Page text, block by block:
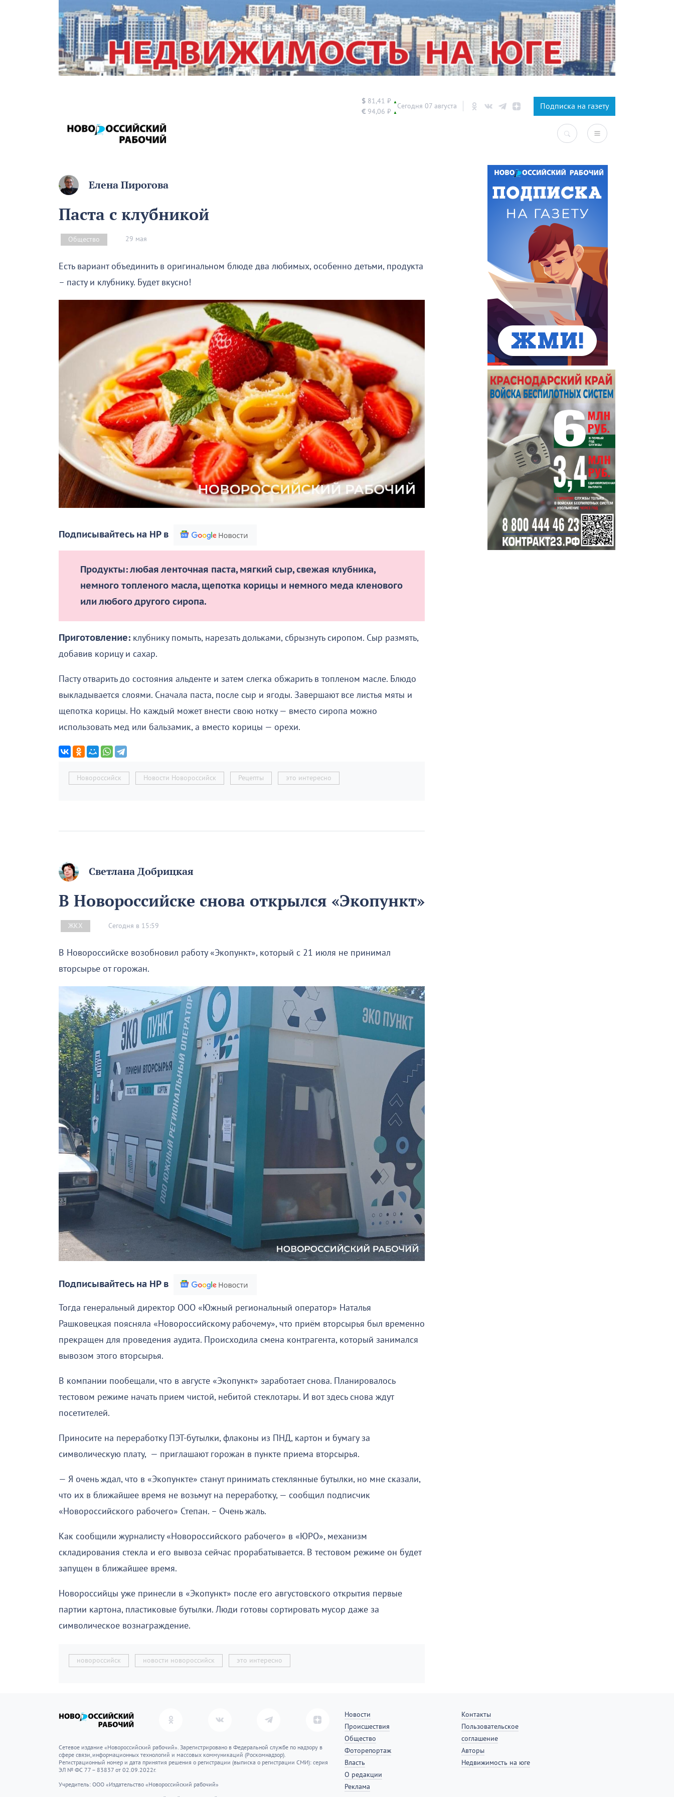
$ 81,41 ₽ ▲
€ 94,06 ₽ ▲
Сегодня 07 августа Подписка на газету
Елена Пирогова
Паста с клубникой
Общество 29 мая
Есть вариант объединить в оригинальном блюде два любимых, особенно детьми, продукта
– пасту и клубнику. Будет вкусно!
Подписывайтесь на НР в
Продукты: любая ленточная паста, мягкий сыр, свежая клубника,
немного топленого масла, щепотка корицы и немного меда кленового
или любого другого сиропа.
Приготовление: клубнику помыть, нарезать дольками, сбрызнуть сиропом. Сыр размять,
добавив корицу и сахар.
Пасту отварить до состояния альденте и затем слегка обжарить в топленом масле. Блюдо
выкладывается слоями. Сначала паста, после сыр и ягоды. Завершают все листья мяты и
щепотка корицы. Но каждый может внести свою нотку — вместо сиропа можно
использовать мед или бальзамик, а вместо корицы — орехи.
Новороссийск Новости Новороссийск Рецепты это интересно
Светлана Добрицкая
В Новороссийске снова открылся «Экопункт»
ЖКХ Сегодня в 15:59
В Новороссийске возобновил работу «Экопункт», который с 21 июля не принимал
вторсырье от горожан.
Подписывайтесь на НР в
Тогда генеральный директор ООО «Южный региональный оператор» Наталья
Рашковецкая поясняла «Новороссийскому рабочему», что приём вторсырья был временно
прекращен для проведения аудита. Происходила смена контрагента, который занимался
вывозом этого вторсырья.
В компании пообещали, что в августе «Экопункт» заработает снова. Планировалось
тестовом режиме начать прием чистой, небитой стеклотары. И вот здесь снова ждут
посетителей.
Приносите на переработку ПЭТ-бутылки, флаконы из ПНД, картон и бумагу за
символическую плату, — приглашают горожан в пункте приема вторсырья.
— Я очень ждал, что в «Экопункте» станут принимать стеклянные бутылки, но мне сказали,
что их в ближайшее время не возьмут на переработку, — сообщил подписчик
«Новороссийского рабочего» Степан. – Очень жаль.
Как сообщили журналисту «Новороссийского рабочего» в «ЮРО», механизм
складирования стекла и его вывоза сейчас прорабатывается. В тестовом режиме он будет
запущен в ближайшее время.
Новороссийцы уже принесли в «Экопункт» после его августовского открытия первые
партии картона, пластиковые бутылки. Люди готовы сортировать мусор даже за
символическое вознаграждение.
новороссийск новости новороссийск это интересно
Сетевое издание «Новороссийский рабочий». Зарегистрировано в Федеральной службе по надзору в
сфере связи, информационных технологий и массовых коммуникаций (Роскомнадзор).
Регистрационный номер и дата принятия решения о регистрации (выписка о регистрации СМИ): серия
ЭЛ № ФС 77 – 83837 от 02.09.2022г.
Учредитель: ООО «Издательство «Новороссийский рабочий»
Новости
Происшествия
Общество
Фоторепортаж
Власть
О редакции
Реклама
Контакты
Пользовательское
соглашение
Авторы
Недвижимость на юге